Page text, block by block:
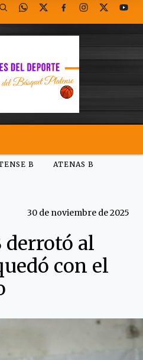
B ATENAS B
30 de noviembre de 2025
derrotó al
con el